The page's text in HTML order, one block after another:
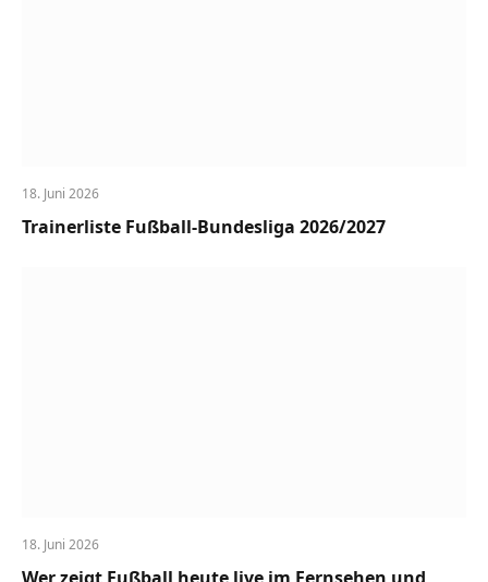
18. Juni 2026
Trainerliste Fußball-Bundesliga 2026/2027
18. Juni 2026